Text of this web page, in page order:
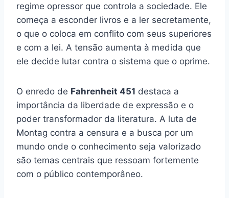
regime opressor que controla a sociedade. Ele
começa a esconder livros e a ler secretamente,
o que o coloca em conflito com seus superiores
e com a lei. A tensão aumenta à medida que
ele decide lutar contra o sistema que o oprime.
O enredo de Fahrenheit 451 destaca a
importância da liberdade de expressão e o
poder transformador da literatura. A luta de
Montag contra a censura e a busca por um
mundo onde o conhecimento seja valorizado
são temas centrais que ressoam fortemente
com o público contemporâneo.